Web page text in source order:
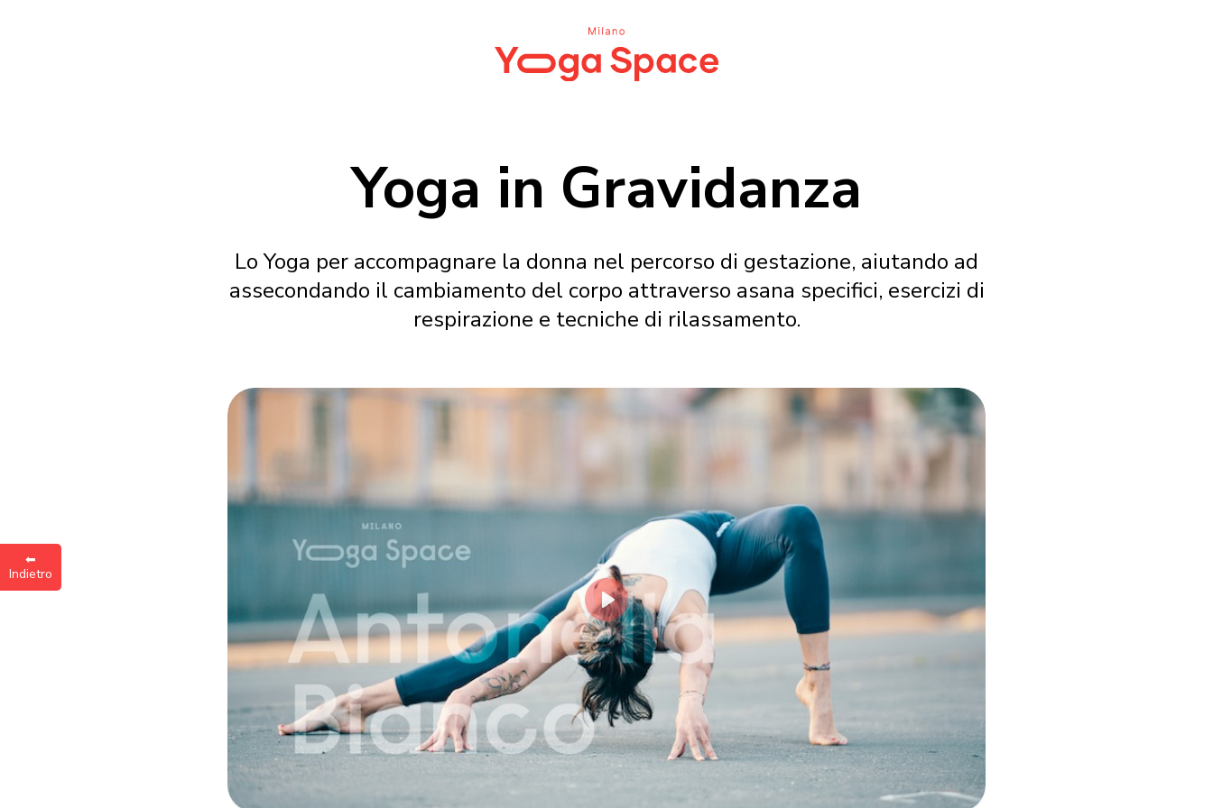
Yoga in Gravidanza
Lo Yoga per accompagnare la donna nel percorso di gestazione, aiutando ad
assecondando il cambiamento del corpo attraverso asana specifici, esercizi di
respirazione e tecniche di rilassamento.
Play
Login
Inserisci il tuo indirizzo email MindBody (quello che utilizzi per
acquistare e prenotare le lezioni su milanoyogaspace.com)
Accedi
⬅︎
Indietro